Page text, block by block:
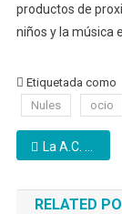
productos de
niños y la música
Etiquetada como
Nules
ocio
de
La A.C. El Bressol recibe el premio Generant valors
RELATED